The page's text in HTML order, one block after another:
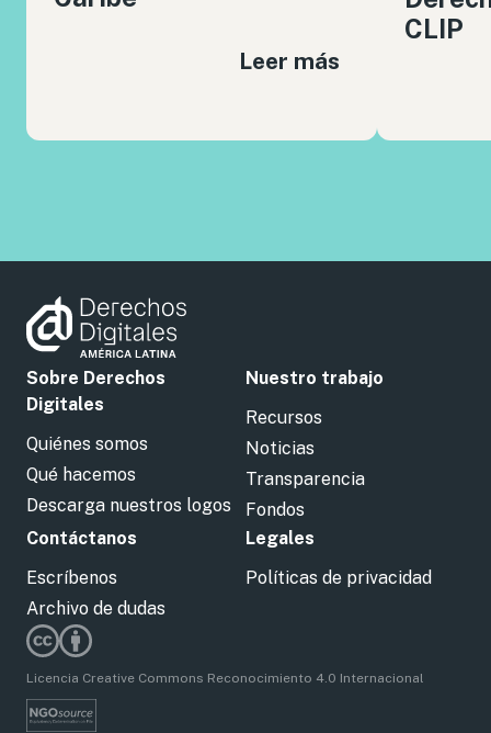
Leer más
CLIP
Sobre Derechos
Digitales
Quiénes somos
Qué hacemos
Descarga nuestros logos
Nuestro trabajo
Recursos
Noticias
Transparencia
Fondos
Contáctanos
Escríbenos
Archivo de dudas
Legales
Políticas de privacidad
Licencia Creative Commons Reconocimiento 4.0 Internacional